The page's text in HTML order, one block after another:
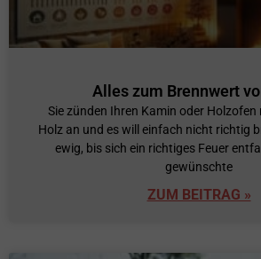
Alles zum Brennwert
Sie zünden Ihren Kamin oder
Holz an und es will einfach nicht richtig
ewig, bis sich ein richtiges Feuer
gewünschte
ZUM BEITRAG »